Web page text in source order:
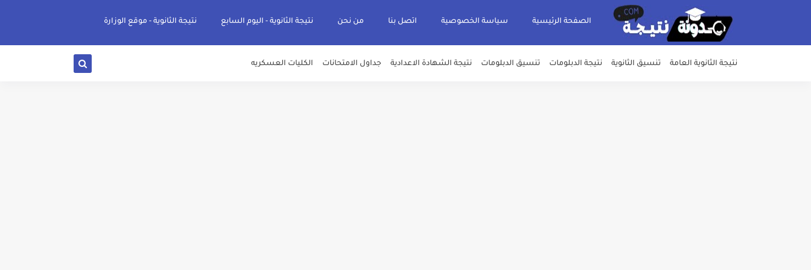
الصفحة الرئيسية سياسة الخصوصية اتصل بنا من نحن نتيجة الثانوية - اليوم السابع نتيجة الثانوية - موقع الوزارة
نتيجة الثانوية العامة تنسيق الثانوية نتيجة الدبلومات تنسيق الدبلومات نتيجة الشهادة الاعدادية جداول الامتحانات الكليات العسكريه